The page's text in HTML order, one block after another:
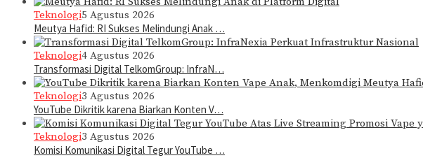
Teknologi5 Agustus 2026
Meutya Hafid: RI Sukses Melindungi Anak …
Teknologi4 Agustus 2026
Transformasi Digital TelkomGroup: InfraN…
Teknologi3 Agustus 2026
YouTube Dikritik karena Biarkan Konten V…
Teknologi3 Agustus 2026
Komisi Komunikasi Digital Tegur YouTube …